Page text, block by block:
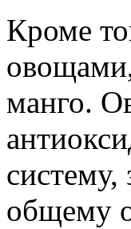
Кроме
манго.
общему